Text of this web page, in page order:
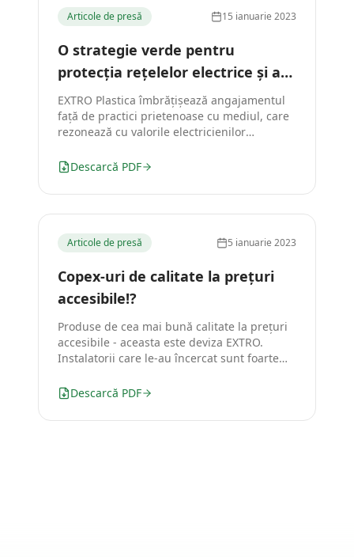
Articole de presă 15 ianuarie 2023
O strategie verde pentru
protecția rețelelor electrice și a
mediului înconjurător
EXTRO Plastica îmbrățișează angajamentul
față de practici prietenoase cu mediul, care
rezonează cu valorile electricienilor
Descarcă PDF
Articole de presă 5 ianuarie 2023
Copex-uri de calitate la prețuri
accesibile!?
Produse de cea mai bună calitate la prețuri
accesibile - aceasta este deviza EXTRO.
Instalatorii care le-au încercat sunt foarte
Descarcă PDF